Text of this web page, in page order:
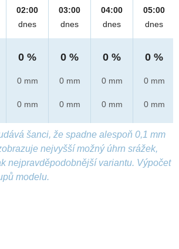
02:00
dnes
0 %
0 mm
0 mm
03:00
dnes
0 %
0 mm
0 mm
04:00
dnes
0 %
0 mm
0 mm
05:00
dnes
0 %
0 mm
0 mm
šanci, že spadne alespoň 0,1 mm
nejvyšší možný úhrn srážek,
nejpravděpodobnější variantu. Výpočet
modelu.